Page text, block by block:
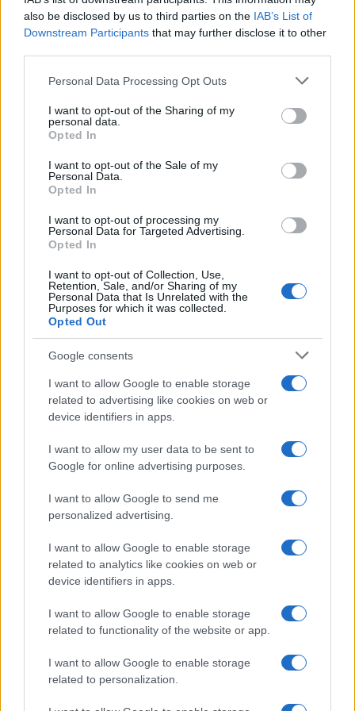
also be disclosed by us to third parties on the IAB’s List of
Downstream Participants that may further disclose it to other
Please note that this website/app uses one or more Google
not limited to your visit or usage behaviour. You may click to
grant or deny consent to Google and its third-party tags to
use your data for below specified purposes in below Google
consent section.
Personal Data Processing Opt Outs
I want to opt-out of the Sharing of my
personal data.
Opted In
I want to opt-out of the Sale of my
Personal Data.
Opted In
I want to opt-out of processing my
Personal Data for Targeted Advertising.
Opted In
I want to opt-out of Collection, Use,
Retention, Sale, and/or Sharing of my
Personal Data that Is Unrelated with the
Purposes for which it was collected.
Opted Out
Google consents
I want to allow Google to enable storage
related to advertising like cookies on web or
device identifiers in apps.
I want to allow my user data to be sent to
Google for online advertising purposes.
I want to allow Google to send me
personalized advertising.
I want to allow Google to enable storage
related to analytics like cookies on web or
device identifiers in apps.
I want to allow Google to enable storage
related to functionality of the website or app.
I want to allow Google to enable storage
related to personalization.
Mario Malu
Martina Agostina Diturco
I nostri cari
I nostri cari
Giovannimaria Cabras
Invia un Comunicato Stampa